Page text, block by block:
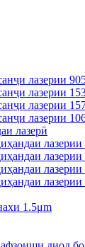
лазерии
лазерии
лазерии
лазерии
лазерӣ
лазерии
лазерии
лазерии
1.5μm